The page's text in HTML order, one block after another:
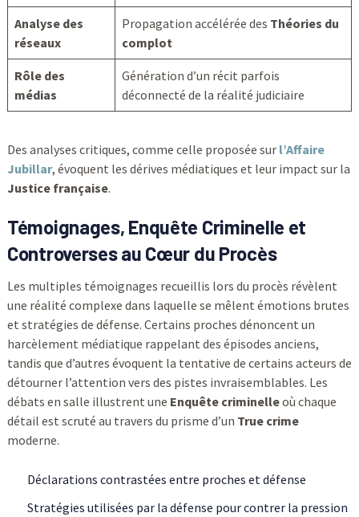
Analyse des
réseaux
Propagation accélérée des Théories du
complot
Rôle des
médias
Génération d’un récit parfois
déconnecté de la réalité judiciaire
Des analyses critiques, comme celle proposée sur l’Affaire
Jubillar, évoquent les dérives médiatiques et leur impact sur la
Justice française.
Témoignages, Enquête Criminelle et
Controverses au Cœur du Procès
Les multiples témoignages recueillis lors du procès révèlent
une réalité complexe dans laquelle se mêlent émotions brutes
et stratégies de défense. Certains proches dénoncent un
harcèlement médiatique rappelant des épisodes anciens,
tandis que d’autres évoquent la tentative de certains acteurs de
détourner l’attention vers des pistes invraisemblables. Les
débats en salle illustrent une Enquête criminelleoù chaque
détail est scruté au travers du prisme d’un True crime
moderne.
Déclarations contrastées entre proches et défense
Stratégies utilisées par la défense pour contrer la pression